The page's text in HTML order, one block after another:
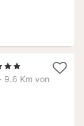
Sterne
· 9.6 Km von